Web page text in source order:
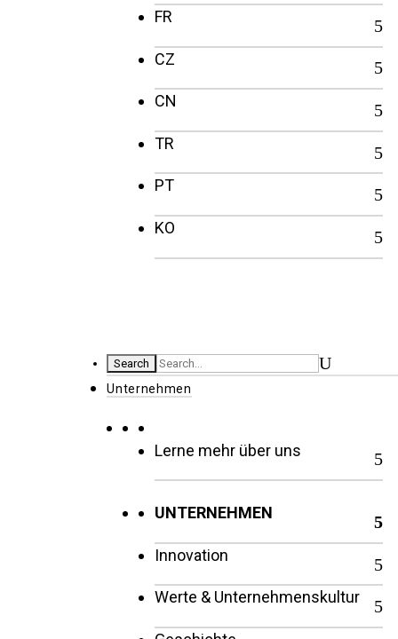
FR
CZ
CN
TR
PT
KO
Unternehmen
Lerne mehr über uns
UNTERNEHMEN
Innovation
Werte & Unternehmenskultur